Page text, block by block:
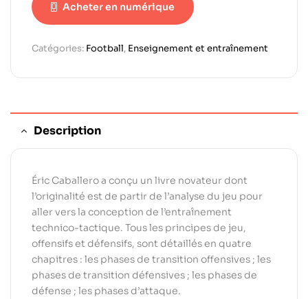
Acheter en numérique
Catégories: Football, Enseignement et entraînement
Description
Éric Caballero a conçu un livre novateur dont
l’originalité est de partir de l’analyse du jeu pour
aller vers la conception de l’entraînement
technico-tactique. Tous les principes de jeu,
offensifs et défensifs, sont détaillés en quatre
chapitres : les phases de transition offensives ; les
phases de transition défensives ; les phases de
défense ; les phases d’attaque.